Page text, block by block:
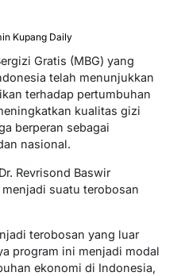
Kupang Daily
Gratis (MBG) yang
telah menunjukkan
terhadap pertumbuhan
kualitas gizi
berperan sebagai
nasional.
Revrisond Baswir
suatu terobosan
terobosan yang luar
program ini menjadi modal
ekonomi di Indonesia,